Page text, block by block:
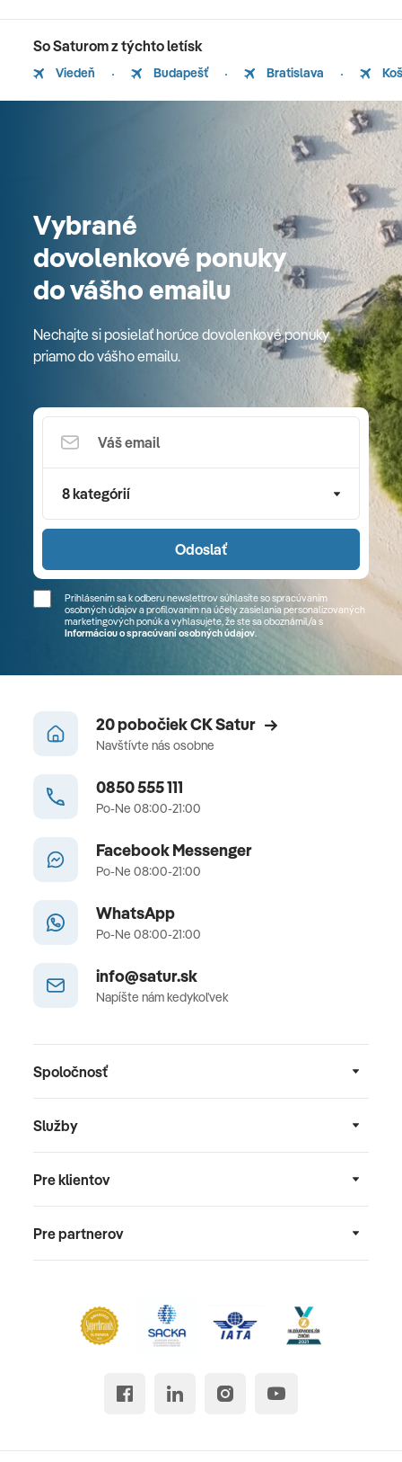
So Saturom z týchto letísk
Viedeň Budapešť Bratislava
Vybrané
dovolenkové ponuky
do vášho emailu
Nechajte si posielať horúce dovolenkové ponuky
priamo do vášho emailu.
8 kategórií
Odoslať
Prihlásením sa k odberu newslettrov súhlasíte so spracúvaním
osobných údajov a profilovaním na účely zasielania personalizovaných
marketingových ponúk a vyhlasujete, že ste sa oboznámil/a s
Informáciou o spracúvaní osobných údajov.
20 pobočiek CK Satur
Navštívte nás osobne
0850 555 111
Po-Ne 08:00-21:00
Facebook Messenger
Po-Ne 08:00-21:00
WhatsApp
Po-Ne 08:00-21:00
info@satur.sk
Napíšte nám kedykoľvek
Spoločnosť
Služby
Pre klientov
Pre partnerov